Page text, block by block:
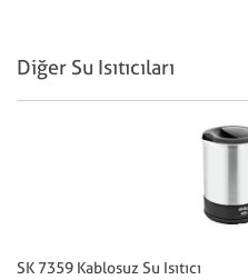
Diğer Su Isıtıcıları
SK 7359 Kablosuz Su Isıtıcı